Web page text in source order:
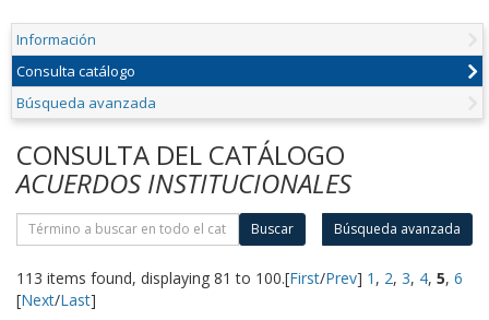
Información
Consulta catálogo
Búsqueda avanzada
CONSULTA DEL CATÁLOGO
ACUERDOS INSTITUCIONALES
Buscar Búsqueda avanzada
113 items found, displaying 81 to 100.[First/Prev] 1 , 2, 3, 4, 5, 6
[Next/Last]